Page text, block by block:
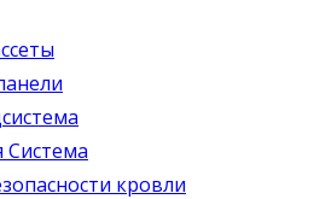
Система
кровли